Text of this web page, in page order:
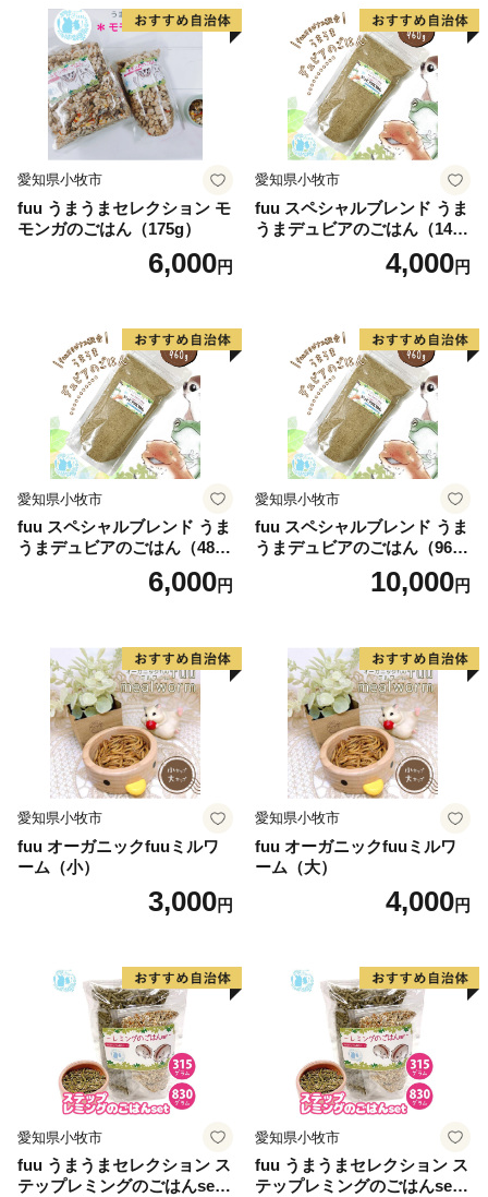
さらに豊かな自然環境と都市部の調和、温暖な気候、魅
力ある食文化などにより、近年、観光地としての人気も
高まっています。
愛知県小牧市
fuu うまうまセレクション モ
モンガのごはん（175g）
6,000円
愛知県小牧市
fuu スペシャルブレンド うま
うまデュビアのごはん（140
4,000円
愛知県小牧市
fuu スペシャルブレンド うま
うまデュビアのごはん（480
6,000円
愛知県小牧市
fuu スペシャルブレンド うま
うまデュビアのごはん（960
10,000円
愛知県小牧市
fuu オーガニックfuuミルワ
ーム（小）
3,000円
愛知県小牧市
fuu オーガニックfuuミルワ
ーム（大）
4,000円
愛知県小牧市
fuu うまうまセレクション ス
テップレミングのごはんset
愛知県小牧市
fuu うまうまセレクション ス
テップレミングのごはんset